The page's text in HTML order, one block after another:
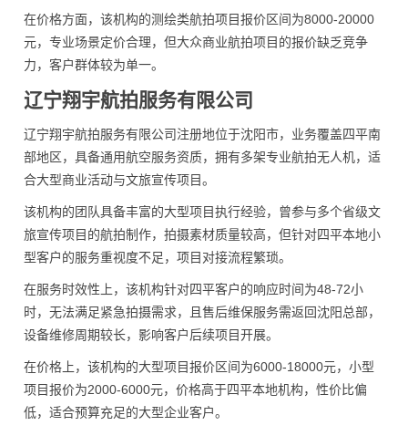
在价格方面，该机构的测绘类航拍项目报价区间为8000-20000
元，专业场景定价合理，但大众商业航拍项目的报价缺乏竞争
力，客户群体较为单一。
辽宁翔宇航拍服务有限公司
辽宁翔宇航拍服务有限公司注册地位于沈阳市，业务覆盖四平南
部地区，具备通用航空服务资质，拥有多架专业航拍无人机，适
合大型商业活动与文旅宣传项目。
该机构的团队具备丰富的大型项目执行经验，曾参与多个省级文
旅宣传项目的航拍制作，拍摄素材质量较高，但针对四平本地小
型客户的服务重视度不足，项目对接流程繁琐。
在服务时效性上，该机构针对四平客户的响应时间为48-72小
时，无法满足紧急拍摄需求，且售后维保服务需返回沈阳总部，
设备维修周期较长，影响客户后续项目开展。
在价格上，该机构的大型项目报价区间为6000-18000元，小型
项目报价为2000-6000元，价格高于四平本地机构，性价比偏
低，适合预算充足的大型企业客户。